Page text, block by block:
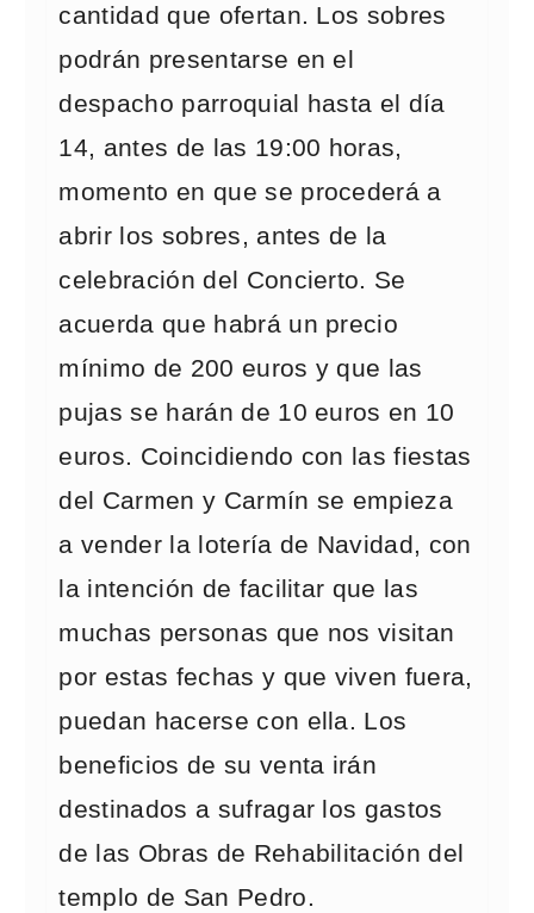
cantidad que ofertan. Los sobres
podrán presentarse en el
despacho parroquial hasta el día
14, antes de las 19:00 horas,
momento en que se procederá a
abrir los sobres, antes de la
celebración del Concierto. Se
acuerda que habrá un precio
mínimo de 200 euros y que las
pujas se harán de 10 euros en 10
euros. Coincidiendo con las fiestas
del Carmen y Carmín se empieza
a vender la lotería de Navidad, con
la intención de facilitar que las
muchas personas que nos visitan
por estas fechas y que viven fuera,
puedan hacerse con ella. Los
beneficios de su venta irán
destinados a sufragar los gastos
de las Obras de Rehabilitación del
templo de San Pedro.